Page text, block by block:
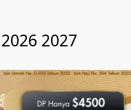
2026 2027